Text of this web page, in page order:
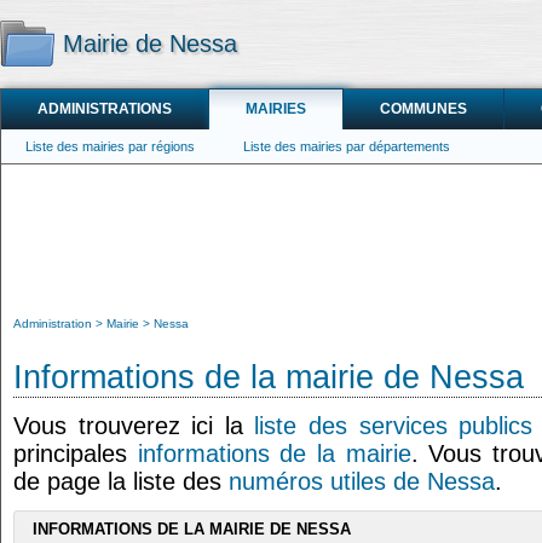
Mairie de Nessa
ADMINISTRATIONS MAIRIES COMMUNES
Liste des mairies par régions Liste des mairies par départements
Administration Mairie Nessa
Informations de la mairie de Nessa
Vous trouverez ici la
liste des services
principales informations de la mairie. Vous
de page la liste des numéros utiles de Nessa.
INFORMATIONS DE LA MAIRIE DE NESSA